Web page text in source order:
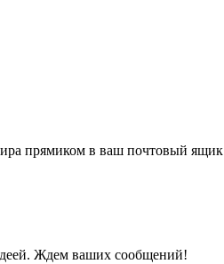
прямиком в ваш почтовый ящик
Ждем ваших сообщений!